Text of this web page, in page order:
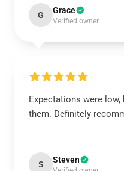
G Grace
Verified owner
Expectations were low,
them. Definitely
S Steven